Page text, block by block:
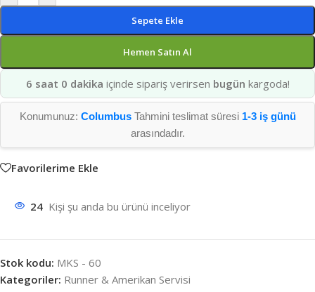
Sepete Ekle
Hemen Satın Al
6 saat 0 dakika içinde sipariş verirsen bugün kargoda!
Konumunuz: ColumbusTahmini teslimat süresi 1-3 iş günü
arasındadır.
Favorilerime Ekle
24 Kişi şu anda bu ürünü inceliyor
Stok kodu: MKS - 60
Kategoriler: Runner & Amerikan Servisi